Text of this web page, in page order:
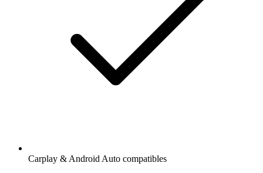
Carplay & Android Auto compatibles